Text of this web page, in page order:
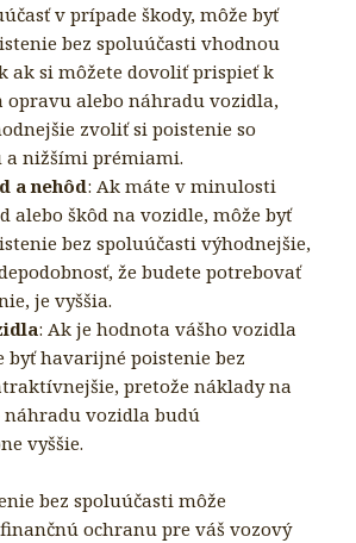
v prípade škody, môže byť
bez spoluúčasti vhodnou
ak si môžete dovoliť prispieť k
opravu alebo náhradu vozidla,
zvoliť si poistenie so
a nižšími prémiami.
a nehôd: Ak máte v minulosti
alebo škôd na vozidle, môže byť
bez spoluúčasti výhodnejšie,
že budete potrebovať
je vyššia.
: Ak je hodnota vášho vozidla
byť havarijné poistenie bez
pretože náklady na
náhradu vozidla budú
vyššie.
bez spoluúčasti môže
ochranu pre váš vozový